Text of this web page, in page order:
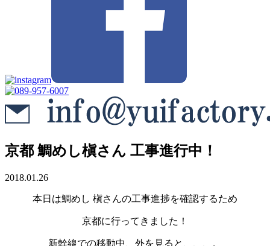
京都 鯛めし槇さん 工事進行中！
2018.01.26
本日は鯛めし 槇さんの工事進捗を確認するため
京都に行ってきました！
新幹線での移動中、外を見ると、、、。